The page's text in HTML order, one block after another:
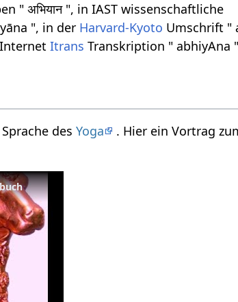
" अभियान ", in IAST wissenschaftliche
", in der Harvard-Kyoto Umschrift "
InternetItrans Transkription " abhiyAna
desYoga . Hier ein Vortrag